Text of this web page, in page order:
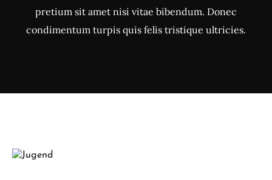
pretium sit amet nisi vitae bibendum. Donec
condimentum turpis quis felis tristique ultricies.